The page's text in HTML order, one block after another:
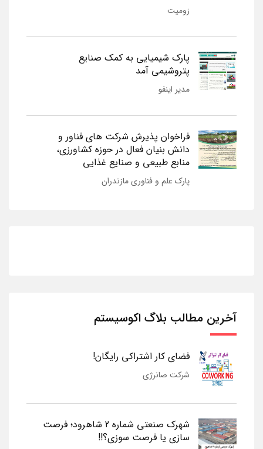
زومیت
پارک شیمیایی به کمک صنایع
پتروشیمی آمد
مدیر اینفو
فراخوان پذیرش شرکت های فناور و
دانش بنیان فعال در حوزه کشاورزی،
منابع طبیعی و صنایع غذایی
پارک علم و فناوری مازندران
آخرین مطالب بلاگ اکوسیستم
فضای کار اشتراکی رایگان!
شرکت صانرژی
شهرک صنعتی شماره 2 شاهرود؛ فرصت
سازی یا فرصت سوزی؟!!